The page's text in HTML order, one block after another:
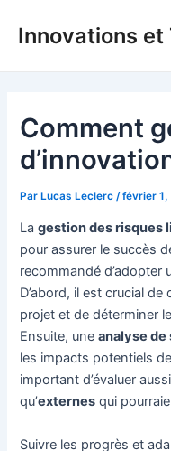
Innovations et
Comment
ParLucas Leclerc /février 1,
Lagestion des risques
pour assurer le succès
recommandé d’adopter
D’abord, il est crucial
projet et de déterminer
Ensuite, uneanalyse
les impacts potentiels
important d’évaluer
qu’externes qui
Suivre les progrès et